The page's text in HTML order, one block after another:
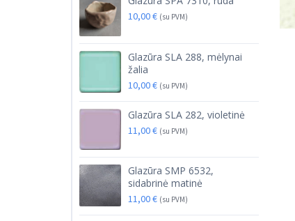
10,00€ (su PVM)
Glazūra SLA 288, mėlynai
žalia
10,00€ (su PVM)
Glazūra SLA 282, violetinė
11,00€ (su PVM)
Glazūra SMP 6532,
sidabrinė matinė
11,00€ (su PVM)